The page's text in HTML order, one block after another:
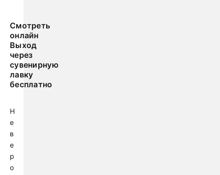
Смотреть
онлайн
Выход
через
сувенирную
лавку
бесплатно
Н
е
в
е
р
о